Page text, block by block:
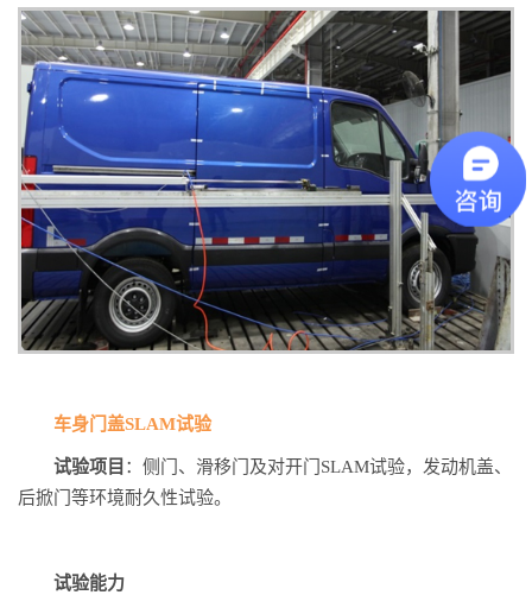
车身门盖SLAM试验
试验项目 ：侧门、滑移门及对开门SLAM试验，发动机盖、
后掀门等环境耐久性试验。
试验能力